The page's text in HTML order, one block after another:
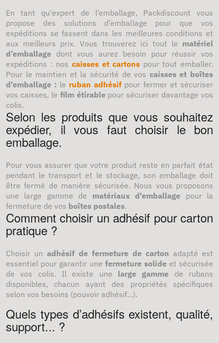
En tant qu'expert de l’emballage, Packdiscount vous
propose des solutions d’emballage pour que vos
expéditions se fassent dans les meilleures conditions et
aux meilleurs prix. Vous trouverez ici tout le matériel
d’emballage dont vous aurez besoin pour réussir vos
expéditions : nos caisses et cartons pour tout emballer.
Pour le maintien et la sécurité de vos caisses et boîtes
d'emballage : le ruban adhésif pour fermer et sécuriser
vos caisses, le film étirable pour sécuriser davantage vos
colis.
Selon les produits que vous souhaitez
expédier, il vous faut choisir le bon
emballage.
Pour vous assurer que votre produit reste en parfait état
pendant le transport et le stockage, son emballage doit
être fermé de manière sécurisée. Nous vous proposons
une large gamme de matériaux d'emballage pour la
fermeture de vos boîtes postales.
Comment choisir un adhésif pour carton
pratique ?
Choisir un adhésif de fermeture de carton adapté est
essentiel pour garantir une fermeture solide et sécurisée
de vos colis. Il existe une large gamme de rubans
disponibles, chacun ayant des propriétés spécifiques
selon vos besoins (pouvoir adhésif...).
Quels types d’adhésifs existent, qualité,
support... ?